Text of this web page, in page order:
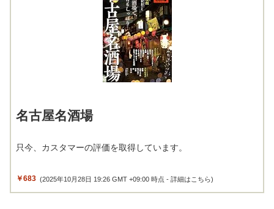
名古屋名酒場
只今、カスタマーの評価を取得しています。
￥683 (2025年10月28日 19:26 GMT +09:00 時点 -詳細はこちら)